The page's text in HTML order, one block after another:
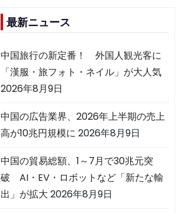
最新ニュース
中国旅行の新定番！ 外国人観光客に
「漢服・旅フォト・ネイル」が大人気
2026年8月9日
中国の広告業界、2026年上半期の売上
高が10兆円規模に 2026年8月9日
中国の貿易総額、1～7月で30兆元突
破 AI・EV・ロボットなど「新たな輸
出」が拡大 2026年8月9日